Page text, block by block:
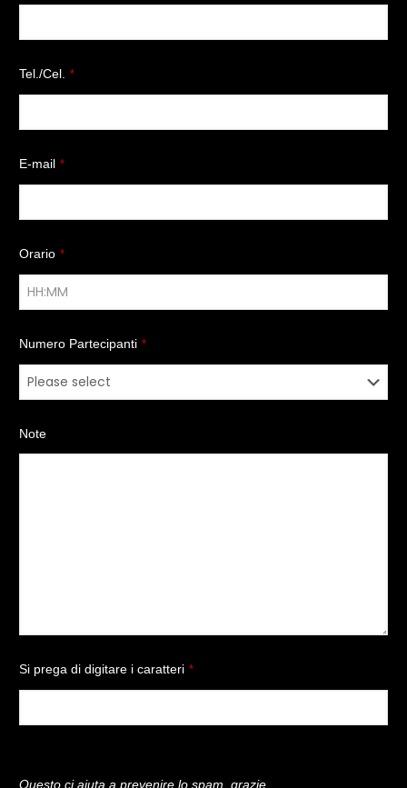
Tel./Cel. *
E-mail *
Orario *
Numero Partecipanti *
Note
Si prega di digitare i caratteri *
Questo ci aiuta a prevenire lo spam, grazie.